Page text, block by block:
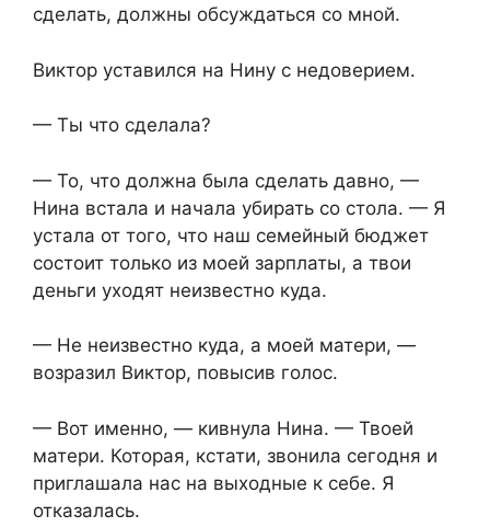
сделать, должны обсуждаться со мной.
Виктор уставился на Нину с недоверием.
— Ты что сделала?
— То, что должна была сделать давно, —
Нина встала и начала убирать со стола. — Я
устала от того, что наш семейный бюджет
состоит только из моей зарплаты, а твои
деньги уходят неизвестно куда.
— Не неизвестно куда, а моей матери, —
возразил Виктор, повысив голос.
— Вот именно, — кивнула Нина. — Твоей
матери. Которая, кстати, звонила сегодня и
приглашала нас на выходные к себе. Я
отказалась.